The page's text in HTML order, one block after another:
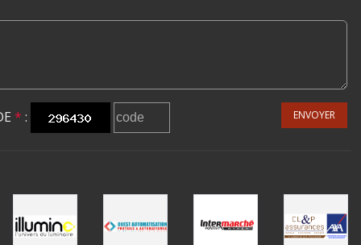
* : ENVOYER